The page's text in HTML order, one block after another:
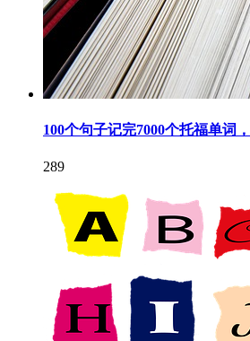
100个句子记完7000个托福单词
289